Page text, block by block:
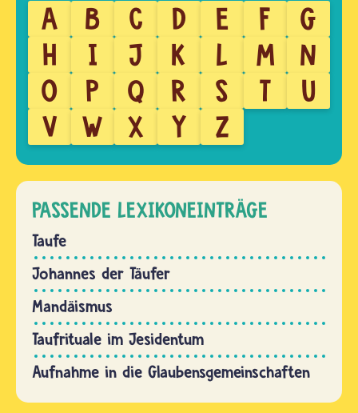
A B C D E F
G
H
I J K L M
N
O
P Q R S T
U
V
W X Y Z
PASSENDE LEXIKONEINTRÄGE
Taufe
Johannes der Täufer
Mandäismus
Taufrituale im Jesidentum
Aufnahme in die Glaubensgemeinschaften